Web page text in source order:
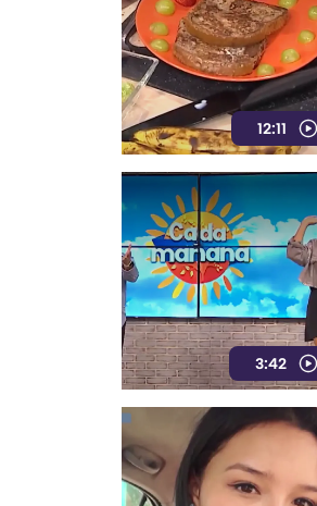
12:11
3:42